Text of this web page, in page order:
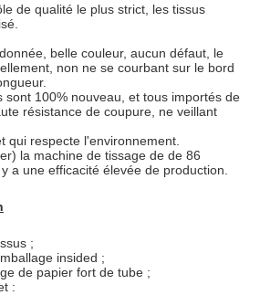
de qualité le plus strict, les tissus
belle couleur, aucun défaut, le
non ne se courbant sur le bord
sont 100% nouveau, et tous importés de
résistance de coupure, ne veillant
qui respecte l'environnement.
la machine de tissage de de 86
a une efficacité élevée de production.
;
insided ;
de papier fort de tube ;
: